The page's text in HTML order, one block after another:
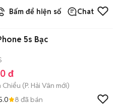
Bấm để hiện số Chat
5s Bạc
đ
Chiểu (P. Hải Vân mới)
8 đã bán